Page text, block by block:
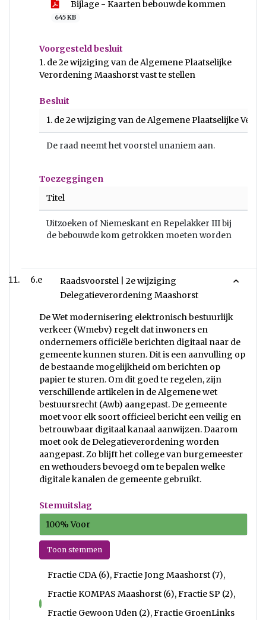
Bijlage - Kaarten bebouwde kommen
645 KB
Voorgesteld besluit
1. de 2e wijziging van de Algemene Plaatselijke
Verordening Maashorst vast te stellen
Besluit
1. de 2e wijziging van de Algemene Plaatselijke
De raad neemt het voorstel unaniem aan.
Toezeggingen
Titel
Uitzoeken of Niemeskant en Repelakker III bij
de bebouwde kom getrokken moeten worden
6.e
Raadsvoorstel | 2e wijziging
Delegatieverordening Maashorst
De Wet modernisering elektronisch bestuurlijk
verkeer (Wmebv) regelt dat inwoners en
ondernemers officiële berichten digitaal naar de
gemeente kunnen sturen. Dit is een aanvulling op
de bestaande mogelijkheid om berichten op
papier te sturen. Om dit goed te regelen, zijn
verschillende artikelen in de Algemene wet
bestuursrecht (Awb) aangepast. De gemeente
moet voor elk soort officieel bericht een veilig en
betrouwbaar digitaal kanaal aanwijzen. Daarom
moet ook de Delegatieverordening worden
aangepast. Zo blijft het college van burgemeester
en wethouders bevoegd om te bepalen welke
digitale kanalen de gemeente gebruikt.
Stemuitslag
100% Voor
Toon stemmen
voor
Fractie CDA (6), Fractie Jong Maashorst (7),
Fractie KOMPAS Maashorst (6), Fractie SP (2),
Fractie Gewoon Uden (2), Fractie GroenLinks